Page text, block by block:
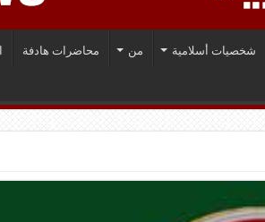
شخصيات أسلامية من محاضرات هادفة